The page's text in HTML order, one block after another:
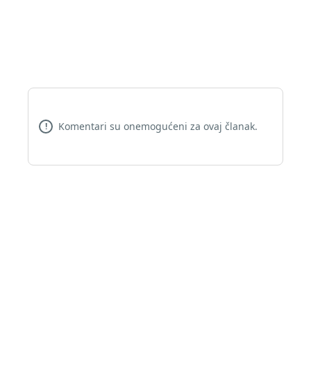
! Komentari su onemogućeni za ovaj članak.